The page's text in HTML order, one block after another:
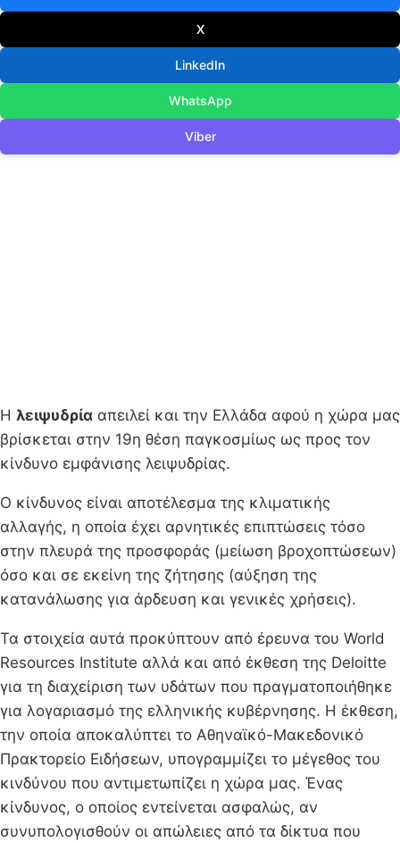
X
LinkedIn
WhatsApp
Viber
Η λειψυδρία απειλεί και την Ελλάδα αφού η χώρα μας
βρίσκεται στην 19η θέση παγκοσμίως ως προς τον
κίνδυνο εμφάνισης λειψυδρίας.
Ο κίνδυνος είναι αποτέλεσμα της κλιματικής
αλλαγής, η οποία έχει αρνητικές επιπτώσεις τόσο
στην πλευρά της προσφοράς (μείωση βροχοπτώσεων)
όσο και σε εκείνη της ζήτησης (αύξηση της
κατανάλωσης για άρδευση και γενικές χρήσεις).
Τα στοιχεία αυτά προκύπτουν από έρευνα του World
Resources Institute αλλά και από έκθεση της Deloitte
για τη διαχείριση των υδάτων που πραγματοποιήθηκε
για λογαριασμό της ελληνικής κυβέρνησης. Η έκθεση,
την οποία αποκαλύπτει το Αθηναϊκό-Μακεδονικό
Πρακτορείο Ειδήσεων, υπογραμμίζει το μέγεθος του
κινδύνου που αντιμετωπίζει η χώρα μας. Ένας
κίνδυνος, ο οποίος εντείνεται ασφαλώς, αν
συνυπολογισθούν οι απώλειες από τα δίκτυα που